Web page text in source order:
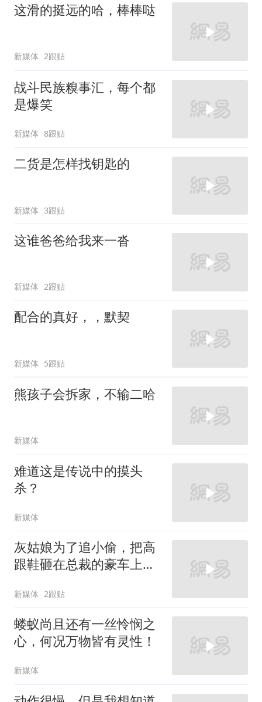
这滑的挺远的哈，棒棒哒
新媒体 2跟贴
战斗民族糗事汇，每个都
是爆笑
新媒体 8跟贴
二货是怎样找钥匙的
新媒体 3跟贴
这谁爸爸给我来一沓
新媒体 2跟贴
配合的真好，，默契
新媒体 5跟贴
熊孩子会拆家，不输二哈
新媒体
难道这是传说中的摸头
杀？
新媒体
灰姑娘为了追小偷，把高
跟鞋砸在总裁的豪车上，
新媒体 2跟贴
蝼蚁尚且还有一丝怜悯之
心，何况万物皆有灵性！
新媒体